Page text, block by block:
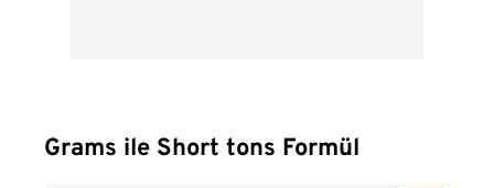
Grams ile Short tons Formül